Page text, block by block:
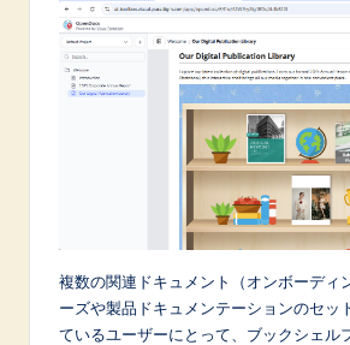
複数の関連ドキュメント（オンボーディ
ーズや製品ドキュメンテーションのセッ
ているユーザーにとって、ブックシェル